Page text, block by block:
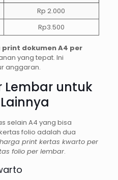
Rp 2.000
Rp3.500
dokumen A4 per
yang tepat. Ini
anggaran.
Lembar untuk
selain A4 yang bisa
folio adalah dua
harga print kertas kwarto per
folio per lembar.